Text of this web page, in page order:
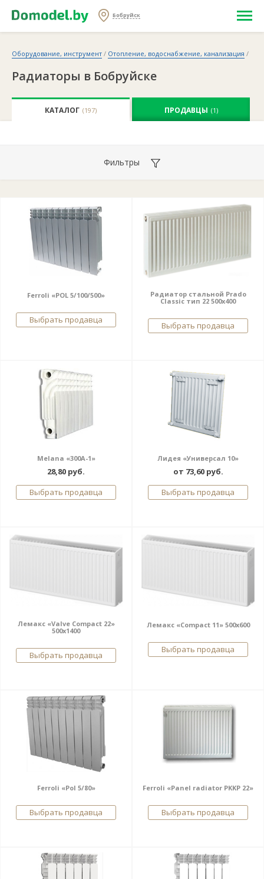
Бобруйск
Оборудование, инструмент / Отопление, водоснабжение, канализация /
Радиаторы в Бобруйске
КАТАЛОГ (197) ПРОДАВЦЫ (1)
Фильтры
Ferroli «POL 5/100/500»
Выбрать продавца
Радиатор стальной Prado
Classic тип 22 500x400
Выбрать продавца
Melana «300А-1»
28,80 руб.
Выбрать продавца
Лидея «Универсал 10»
от 73,60 руб.
Выбрать продавца
Лемакс «Valve Compact 22»
500x1400
Выбрать продавца
Лемакс «Compact 11» 500x600
Выбрать продавца
Ferroli «Pol 5/80»
Выбрать продавца
Ferroli «Panel radiator PKKP 22»
Выбрать продавца